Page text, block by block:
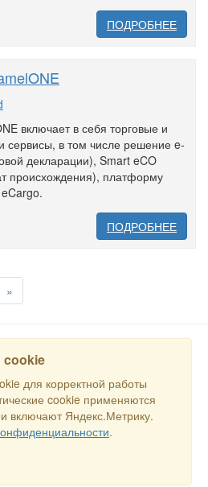
ПОДРОБНЕЕ
включает в себя торговые и
сервисы, в том числе решение e-
декларации), Smart eCO
происхождения), платформу
ПОДРОБНЕЕ
»
для корректной работы
cookie применяются
включают Яндекс.Метрику.
.
Торговый Дом РСДС. E-mail:
, Адрес: Россия, г. Москва, Малая
3ц. Способы оплаты